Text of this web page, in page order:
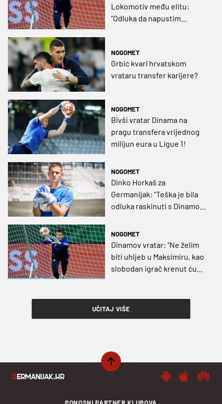
Lokomotiv među elitu:
"Odluka da napustim
NOGOMET
Grbić kvari hrvatskom
vrataru transfer karijere?
NOGOMET
Bivši vratar Dinama na
pragu transfera vrijednog
milijun eura u Ligue 1!
NOGOMET
Dinko Horkaš za
Germanijak: "Teška je bila
odluka raskinuti s Dinamom,
Savjet za Milan? Bacanje na
glavu"
NOGOMET
Dinamov vratar: "Ne želim
biti uhljeb u Maksimiru, kao
slobodan igrač krenut ću
UČITAJ VIŠE